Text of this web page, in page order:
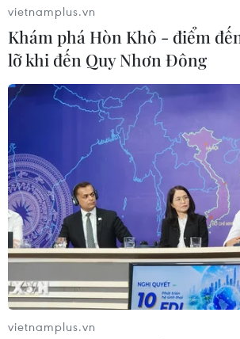
TIN CÙNG CHUYÊN MỤC
Cuộc tìm kiếm và vá lại những 'trái
tim lỗi '
07/08/2026 04:03
Hà Nội cảnh báo về việc sử dụng tế
bào gốc trong khám chữa bệnh, làm
đẹp
07/08/2026 03:03
vietnamplus.vn
Khám phá Hòn Khô - điểm
lỡ khi đến Quy Nhơn Đông
vietnamplus.vn